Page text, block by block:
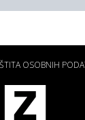
OSOBNIH